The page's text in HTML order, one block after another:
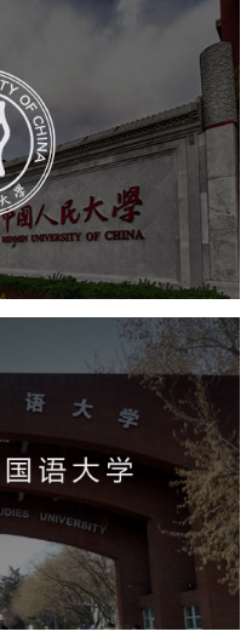
学
建设
高校网站建设
育网站建设
大学
建设
教育网站建设
高校网站建设